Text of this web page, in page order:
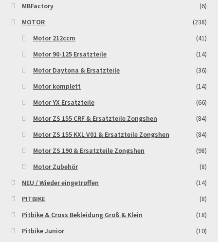
MBFactory
(6)
MOTOR
(238)
Motor 212ccm
(41)
Motor 90-125 Ersatzteile
(14)
Motor Daytona & Ersatzteile
(36)
Motor komplett
(14)
Motor YX Ersatzteile
(66)
Motor ZS 155 CRF & Ersatzteile Zongshen
(84)
Motor ZS 155 KXL V01 & Ersatzteile Zongshen
(84)
Motor ZS 190 & Ersatzteile Zongshen
(98)
Motor Zubehör
(8)
NEU / Wieder eingetroffen
(14)
PITBIKE
(8)
Pitbike & Cross Bekleidung Groß & Klein
(18)
Pitbike Junior
(10)